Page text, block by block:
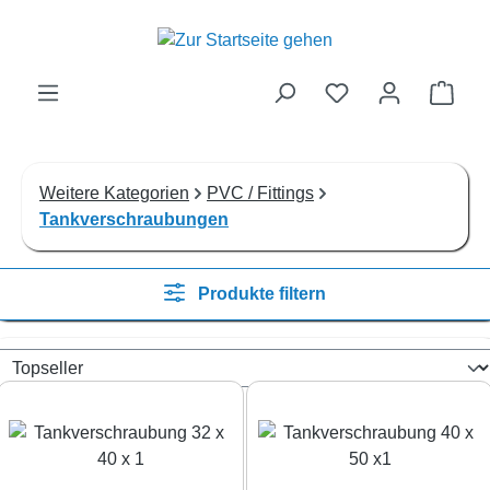
Zum Hauptinhalt springen
Weitere Kategorien
PVC / Fittings
Tankverschraubungen
Produkte filtern